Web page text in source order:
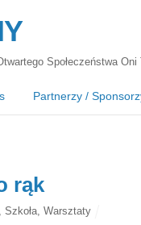
Społeczeństwa Oni
Partnerzy /
rąk
Szkoła, Warsztaty